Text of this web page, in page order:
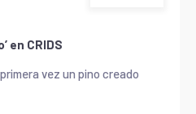
en CRIDS
vez un pino creado